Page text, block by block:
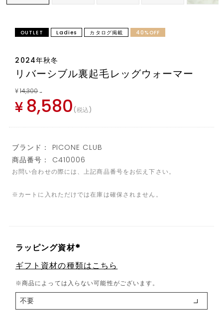
OUTLET Ladies カタログ掲載 40%OFF
2024年秋冬
リバーシブル裏起毛レッグウォーマー
¥ 14,300 →
¥ 8,580 税込
ブランド： PICONE CLUB
商品番号： C410006
お問い合わせの際には、上記商品番号をお伝え下さい。
※カートに入れただけでは在庫は確保されません。
ラッピング資材
(
必
須
)
ギフト資材の種類はこちら
※商品によっては入らない可能性がございます。